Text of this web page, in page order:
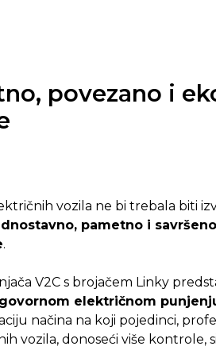
povezano i
vozila ne bi trebala biti
pametno i
.
V2C s brojačem Linky
električnom
načina na koji pojedinci,
vozila, donoseći više kontrole,